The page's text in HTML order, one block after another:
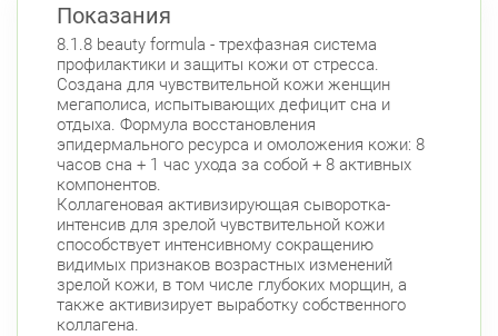
Приморский район
Туристская ул., д.28 к.1 Круглосуточно
Беговая
Савушкина ул., д.143 Круглосуточно
Беговая
пр. Королёва, д. 61
Комендантский пр.
Комендантский пр., д. 34 к. 1 Круглосуточно
Комендантский пр.
Комендантский пр. 67 Круглосуточно
Комендантский пр.
Показания
8.1.8 beauty formula - трехфазная система
профилактики и защиты кожи от стресса.
Создана для чувствительной кожи женщин
мегаполиса, испытывающих дефицит сна и
отдыха. Формула восстановления
эпидермального ресурса и омоложения кожи: 8
часов сна + 1 час ухода за собой + 8 активных
компонентов.
Коллагеновая активизирующая сыворотка-
интенсив для зрелой чувствительной кожи
способствует интенсивному сокращению
видимых признаков возрастных изменений
зрелой кожи, в том числе глубоких морщин, а
также активизирует выработку собственного
коллагена.